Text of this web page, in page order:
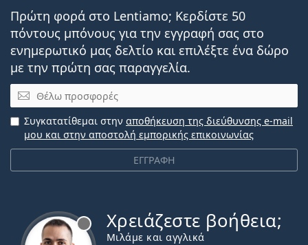
Πρώτη φορά στο Lentiamo; Κερδίστε 50
πόντους μπόνους για την εγγραφή σας στο
ενημερωτικό μας δελτίο και επιλέξτε ένα δώρο
με την πρώτη σας παραγγελία.
Email
ΕΓΓΡΑΦΗ
Συγκατατίθεμαι στην αποθήκευση της διεύθυνσης e-mail
μου και στην αποστολή εμπορικής επικοινωνίας
Χρειάζεστε βοήθεια;
Μιλάμε και αγγλικά